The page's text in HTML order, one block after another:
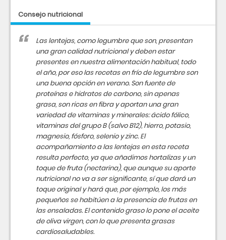
Consejo nutricional
Las lentejas, como legumbre que son, presentan
una gran calidad nutricional y deben estar
presentes en nuestra alimentación habitual, todo
el año, por eso las recetas en frío de legumbre son
una buena opción en verano. Son fuente de
proteínas e hidratos de carbono, sin apenas
grasa, son ricas en fibra y aportan una gran
variedad de vitaminas y minerales: ácido fólico,
vitaminas del grupo B (salvo B12), hierro, potasio,
magnesio, fósforo, selenio y zinc. El
acompañamiento a las lentejas en esta receta
resulta perfecto, ya que añadimos hortalizas y un
toque de fruta (nectarina), que aunque su aporte
nutricional no va a ser significante, sí que dará un
toque original y hará que, por ejemplo, los más
pequeños se habitúen a la presencia de frutas en
las ensaladas. El contenido graso lo pone el aceite
de oliva virgen, con lo que presenta grasas
cardiosaludables.